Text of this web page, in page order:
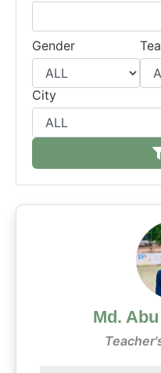
Gender
City
Md.